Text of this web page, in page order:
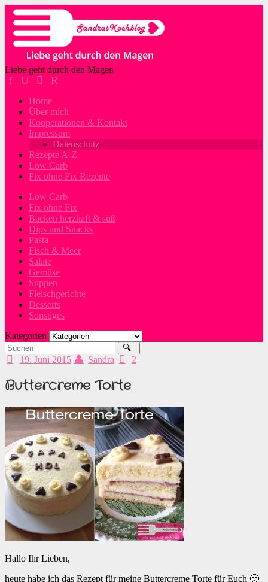
Liebe geht durch den Magen
Home
Über mich
Kooperationen & Kontakt
Impressum
Datenschutz
Rezepte A-Z
Low Carb
Fix ohne Fix Rezepte
Low Carb
Fix ohne Fix
Backen herzhaft & süß
Dips und Snacks
Pasta
Fisch & Meer
Salate
Gemüse
Suppen
Fleischgerichte
Desserts
Sonstiges
Kategorien
19. Juni 2015 Sandra 2
Buttercreme Torte
Hallo Ihr Lieben,
heute habe ich das Rezept für meine Buttercreme Torte für Euch 🙂